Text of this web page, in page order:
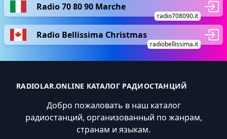
Radio 70 80 90 Marche
radio708090.it
Radio Bellissima Christmas
radiobellissima.it
RADIOLAR.ONLINE КАТАЛОГ РАДИОСТАНЦИЙ
Добро пожаловать в наш каталог
радиостанций, организованный по жанрам,
странам и языкам.